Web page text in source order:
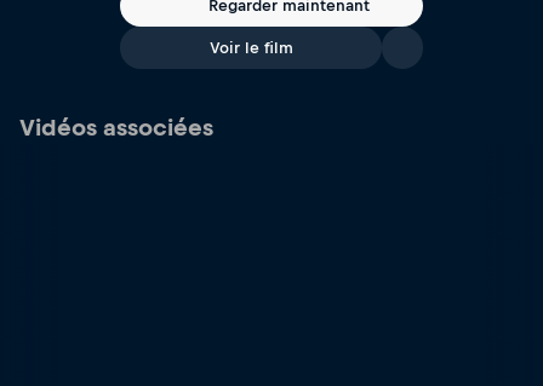
Regarder maintenant
Voir le film
Vidéos associées